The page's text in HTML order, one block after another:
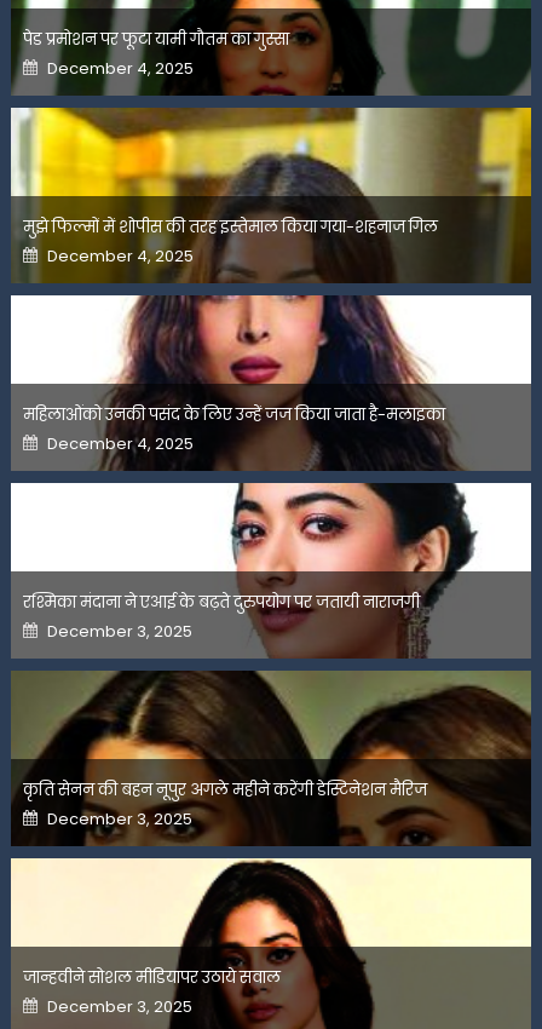
पेड प्रमोशन पर फूटा यामी गौतम का गुस्सा
Posted
on
December 4, 2025
मुझे फिल्मों में शोपीस की तरह इस्तेमाल किया गया-शहनाज गिल
Posted
on
December 4, 2025
महिलाओंको उनकी पसंद के लिए उन्हें जज किया जाता है-मलाइका
Posted
on
December 4, 2025
रश्मिका मंदाना ने एआई के बढ़ते दुरुपयोग पर जतायी नाराजगी
Posted
on
December 3, 2025
कृति सेनन की बहन नूपुर अगले महीने करेंगी डेस्टिनेशन मैरिज
Posted
on
December 3, 2025
जान्हवीने सोशल मीडियापर उठाये सवाल
Posted
on
December 3, 2025